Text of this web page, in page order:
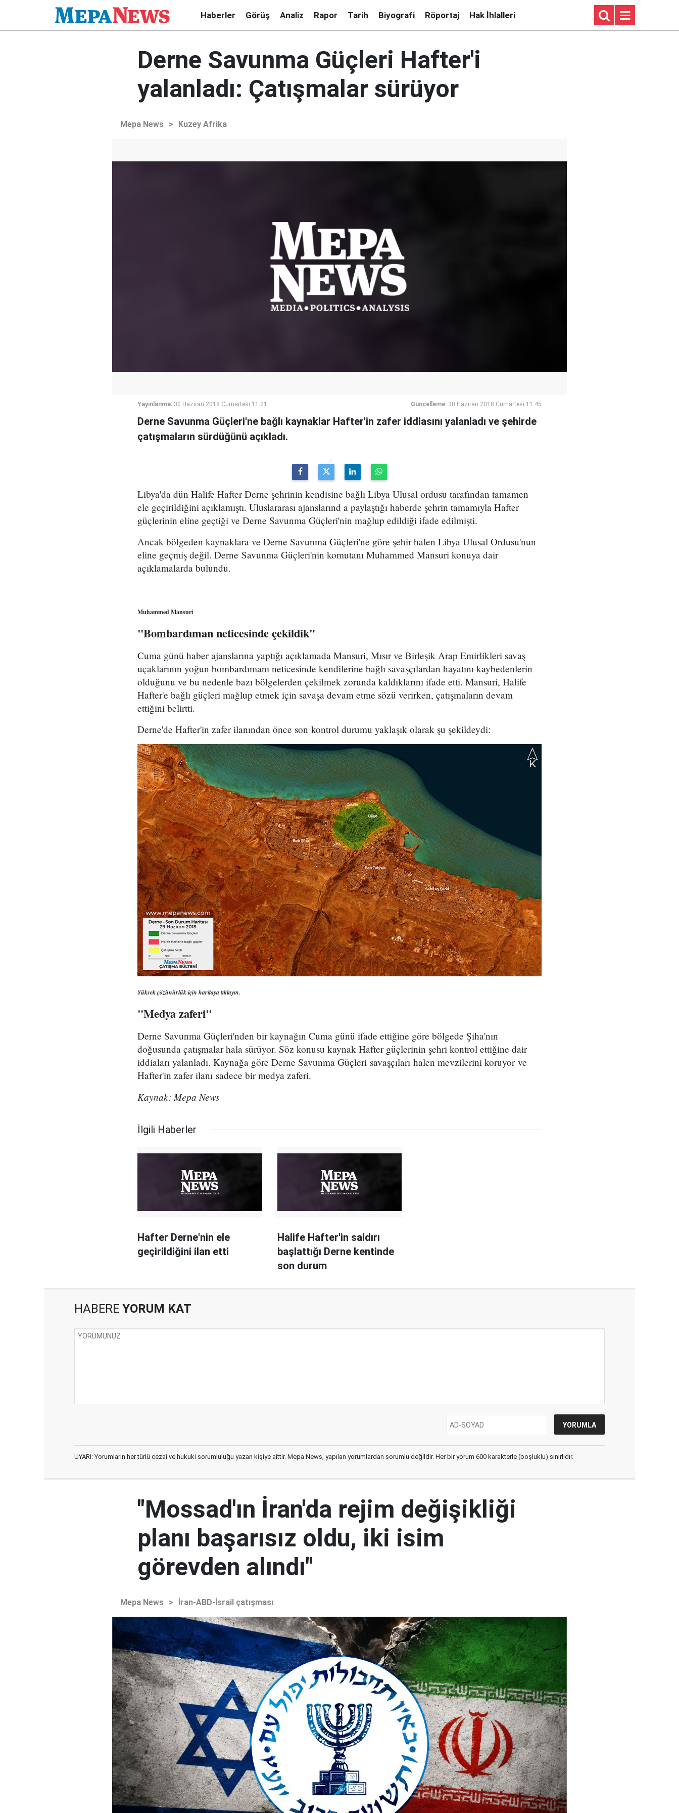
Haberler Görüş Analiz Rapor Tarih Biyografi Röportaj Hak İhlalleri
Derne Savunma Güçleri Hafter'i
yalanladı: Çatışmalar sürüyor
Mepa News > Kuzey Afrika
Yayınlanma: 30 Haziran 2018 Cumartesi 11:21 Güncelleme: 30 Haziran 2018 Cumartesi 11:45
Derne Savunma Güçleri'ne bağlı kaynaklar Hafter'in zafer iddiasını yalanladı ve şehirde
çatışmaların sürdüğünü açıkladı.
Libya'da dün Halife Hafter Derne şehrinin kendisine bağlı Libya Ulusal ordusu tarafından tamamen
ele geçirildiğini açıklamıştı. Uluslararası ajanslarınd a paylaştığı haberde şehrin tamamıyla Hafter
güçlerinin eline geçtiği ve Derne Savunma Güçleri'nin mağlup edildiği ifade edilmişti.
Ancak bölgeden kaynaklara ve Derne Savunma Güçleri'ne göre şehir halen Libya Ulusal Ordusu'nun
eline geçmiş değil. Derne Savunma Güçleri'nin komutanı Muhammed Mansuri konuya dair
açıklamalarda bulundu.
Muhammed Mansuri
"Bombardıman neticesinde çekildik"
Cuma günü haber ajanslarına yaptığı açıklamada Mansuri, Mısır ve Birleşik Arap Emirlikleri savaş
uçaklarının yoğun bombardımanı neticesinde kendilerine bağlı savaşçılardan hayatını kaybedenlerin
olduğunu ve bu nedenle bazı bölgelerden çekilmek zorunda kaldıklarını ifade etti. Mansuri, Halife
Hafter'e bağlı güçleri mağlup etmek için savaşa devam etme sözü verirken, çatışmaların devam
ettiğini belirtti.
Derne'de Hafter'in zafer ilanından önce son kontrol durumu yaklaşık olarak şu şekildeydi:
Yüksek çözünürlük için haritaya tıklayın.
"Medya zaferi"
Derne Savunma Güçleri'nden bir kaynağın Cuma günü ifade ettiğine göre bölgede Şiha'nın
doğusunda çatışmalar hala sürüyor. Söz konusu kaynak Hafter güçlerinin şehri kontrol ettiğine dair
iddiaları yalanladı. Kaynağa göre Derne Savunma Güçleri savaşçıları halen mevzilerini koruyor ve
Hafter'in zafer ilanı sadece bir medya zaferi.
Kaynak: Mepa News
İlgili Haberler
Hafter Derne'nin ele
geçirildiğini ilan etti
Halife Hafter'in saldırı
başlattığı Derne kentinde
son durum
HABERE YORUM KAT
UYARI: Yorumların her türlü cezai ve hukuki sorumluluğu yazan kişiye aittir. Mepa News, yapılan yorumlardan sorumlu değildir. Her bir yorum 600 karakterle (boşluklu) sınırlıdır.
"Mossad'ın İran'da rejim değişikliği
planı başarısız oldu, iki isim
görevden alındı"
Mepa News > İran-ABD-İsrail çatışması